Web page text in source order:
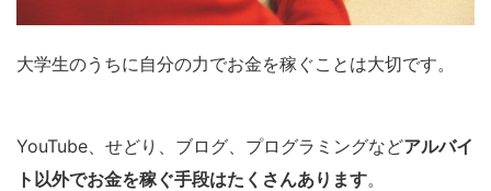
大学生のうちに自分の力でお金を稼ぐことは大切です。
YouTube、せどり、ブログ、プログラミングなどアルバイ
ト以外でお金を稼ぐ手段はたくさんあります。